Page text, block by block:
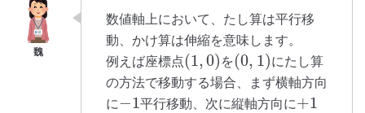
数値軸上において、たし算は平行移
動、かけ算は伸縮を意味します。
例えば座標点(1,0) を(0, 1)にたし算
の方法で移動する場合、まず横軸方向
に−1平行移動、次に縦軸方向に+1